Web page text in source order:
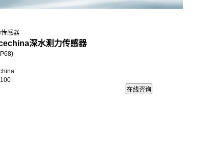
感器
深水测力传感器